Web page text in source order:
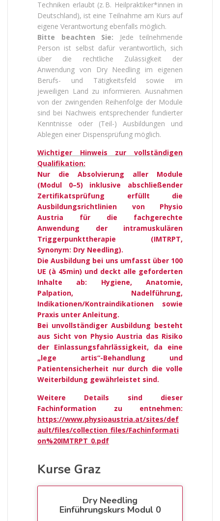
Techniken erlaubt (z. B. Heilpraktiker*innen in
Deutschland), ist eine Teilnahme am Kurs auf
eigene Verantwortung ebenfalls möglich.
Bitte beachten Sie: Jede teilnehmende
Person ist selbst dafür verantwortlich, sich
über die rechtliche Zulässigkeit der
Anwendung von Dry Needling im eigenen
Berufs- und Tätigkeitsfeld sowie im
jeweiligen Land zu informieren. Ausnahmen
von der zwingenden Reihenfolge der Module
sind bei Nachweis entsprechender fundierter
Kenntnisse oder (Teil-) Ausbildungen und
Ablegen einer Dispensprüfung möglich.
Wichtiger Hinweis zur vollständigen
Qualifikation:
Nur die Absolvierung aller Module
(Modul 0–5) inklusive abschließender
Zertifikatsprüfung erfüllt die
Ausbildungsrichtlinien von Physio
Austria für die fachgerechte
Anwendung der intramuskulären
Triggerpunkttherapie (IMTRPT,
Synonym: Dry Needling).
Die Ausbildung bei uns umfasst über 100
UE (à 45min) und deckt alle geforderten
Inhalte ab: Hygiene, Anatomie,
Palpation, Nadelführung,
Indikationen/Kontraindikationen sowie
Praxis unter Anleitung.
Bei unvollständiger Ausbildung besteht
aus Sicht von Physio Austria das Risiko
der Einlassungsfahrlässigkeit, da eine
„lege artis“-Behandlung und
Patientensicherheit nur durch die volle
Weiterbildung gewährleistet sind.
Weitere Details sind dieser
Fachinformation zu entnehmen:
https://www.physioaustria.at/sites/def
ault/files/collection_files/Fachinformati
on%20IMTRPT_0.pdf
Kurse Graz
Dry Needling
Einführungskurs Modul 0